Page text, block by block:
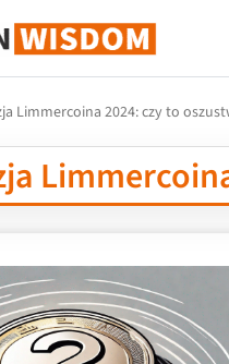
Limmercoina 2024: czy to